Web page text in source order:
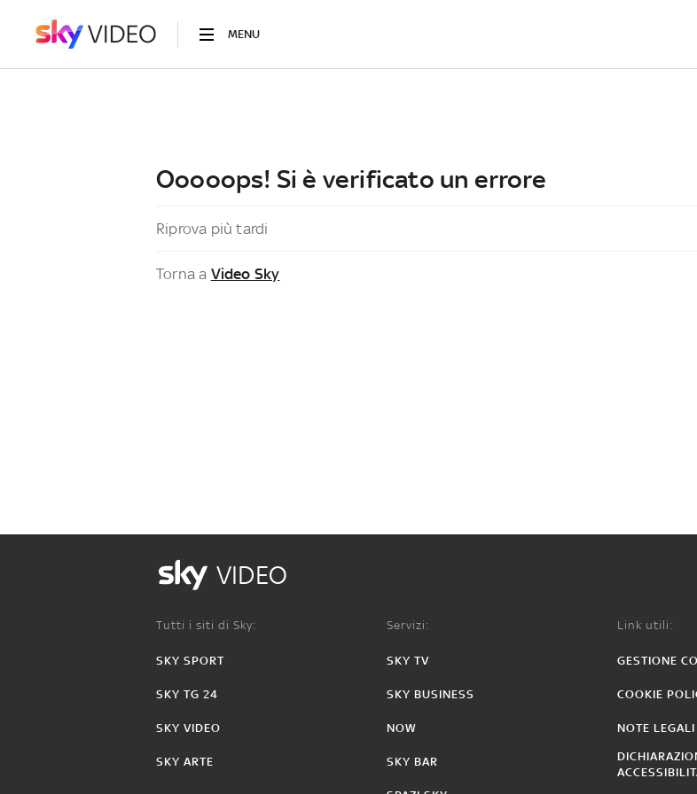
MENU
Ooooops! Si è verificato un errore
Riprova più tardi
Torna a Video Sky
VIDEO
Tutti i siti di Sky:
SKY SPORT
SKY TG 24
SKY VIDEO
SKY ARTE
Servizi:
SKY TV
SKY BUSINESS
NOW
SKY BAR
Link utili:
GESTIONE
COOKIE
NOTE LEGALI